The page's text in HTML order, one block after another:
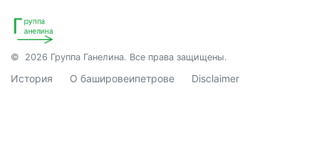
© 2026 Группа Ганелина. Все права защищены.
История О башировеипетрове Disclaimer